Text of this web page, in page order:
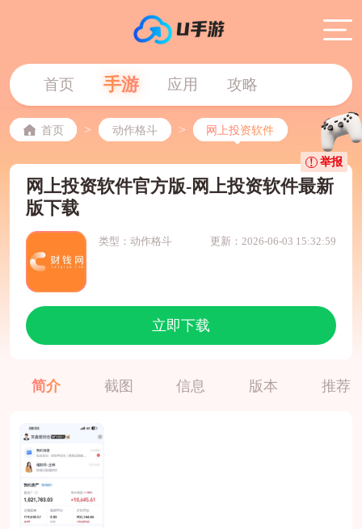
首页 手游 应用 攻略
首页 > 动作格斗 > 网上投资软件
网上投资软件官方版-网上投资软件最新
版下载
类型：动作格斗 更新：2026-06-03 15:32:59
立即下载
举报
简介 截图 信息 版本 推荐